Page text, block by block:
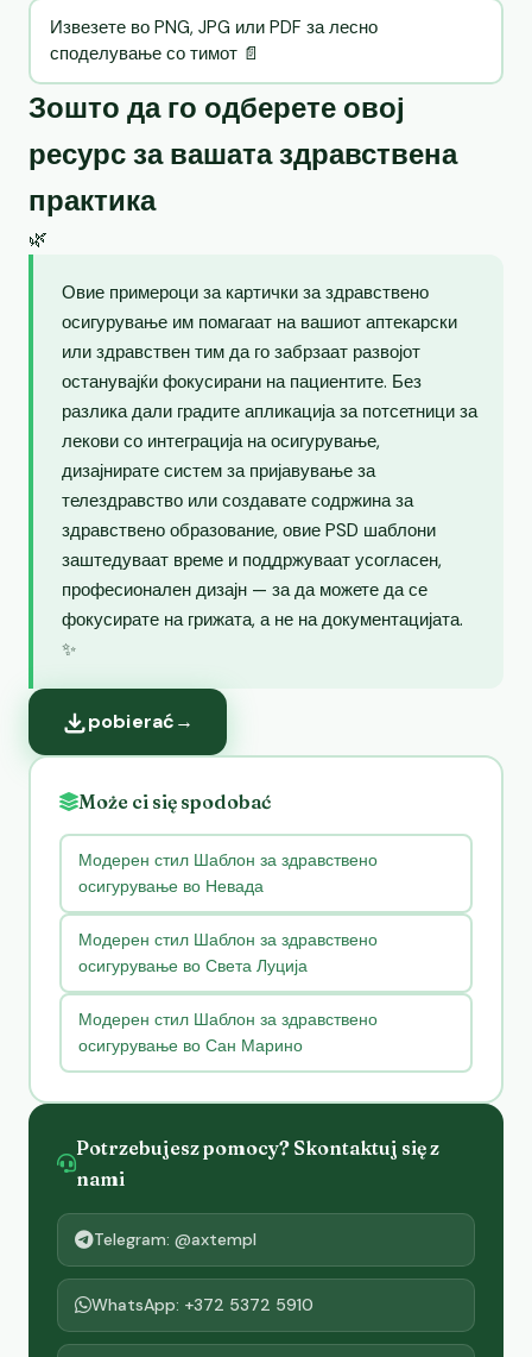
Извезете во PNG, JPG или PDF за лесно
споделување со тимот 📄
Зошто да го одберете овој
ресурс за вашата здравствена
практика
🌿
Овие примероци за картички за здравствено
осигурување им помагаат на вашиот аптекарски
или здравствен тим да го забрзаат развојот
останувајќи фокусирани на пациентите. Без
разлика дали градите апликација за потсетници за
лекови со интеграција на осигурување,
дизајнирате систем за пријавување за
телездравство или создавате содржина за
здравствено образование, овие PSD шаблони
заштедуваат време и поддржуваат усогласен,
професионален дизајн — за да можете да се
фокусирате на грижата, а не на документацијата.
✨
pobierać→
Może ci się spodobać
Модерен стил Шаблон за здравствено
осигурување во Невада
Модерен стил Шаблон за здравствено
осигурување во Света Луција
Модерен стил Шаблон за здравствено
осигурување во Сан Марино
Potrzebujesz pomocy? Skontaktuj się z
nami
Telegram: @axtempl
WhatsApp: +372 5372 5910